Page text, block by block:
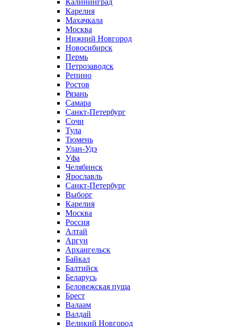
Калининград
Карелия
Махачкала
Москва
Нижний Новгород
Новосибирск
Пермь
Петрозаводск
Репино
Ростов
Рязань
Самара
Санкт-Петербург
Сочи
Тула
Тюмень
Улан-Удэ
Уфа
Челябинск
Ярославль
Санкт-Петербург
Выборг
Карелия
Москва
Россия
Алтай
Аргун
Архангельск
Байкал
Балтийск
Беларусь
Беловежская пуща
Брест
Валаам
Валдай
Великий Новгород